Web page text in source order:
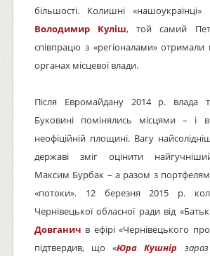
більшості. Колишні «нашоукраїнці»
Володимир Куліш, той самий
співпрацю з «регіоналами» отримали
органах місцевої влади.
Після Евромайдану 2014 р. влада
Буковині помінялись місцями – і
неофіційній площині. Вагу
державі зміг оцінити
Максим Бурбак – а разом з
«потоки». 12 березня 2015 р.
Чернівецької обласної ради від
Довганич в ефірі «Чернівецького
підтвердив, що «Юра Кушнір